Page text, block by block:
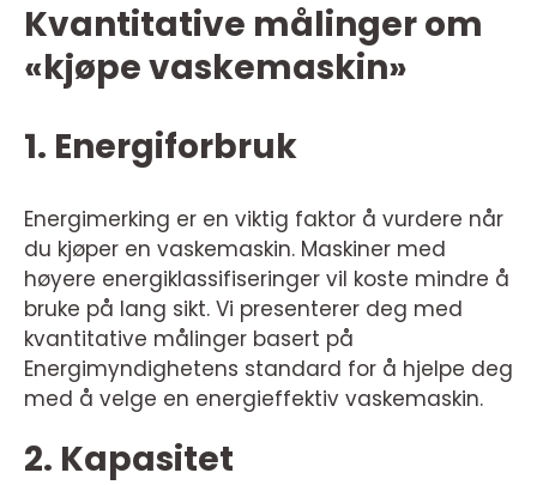
Kvantitative målinger om
«kjøpe vaskemaskin»
1. Energiforbruk
Energimerking er en viktig faktor å vurdere når
du kjøper en vaskemaskin. Maskiner med
høyere energiklassifiseringer vil koste mindre å
bruke på lang sikt. Vi presenterer deg med
kvantitative målinger basert på
Energimyndighetens standard for å hjelpe deg
med å velge en energieffektiv vaskemaskin.
2. Kapasitet